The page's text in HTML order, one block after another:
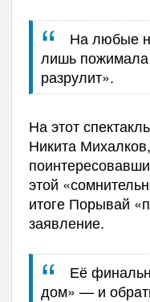
На любые
лишь
разрулит».
На этот
Никита
этой
итоге Порывай
заявление.
Её
дом» — и